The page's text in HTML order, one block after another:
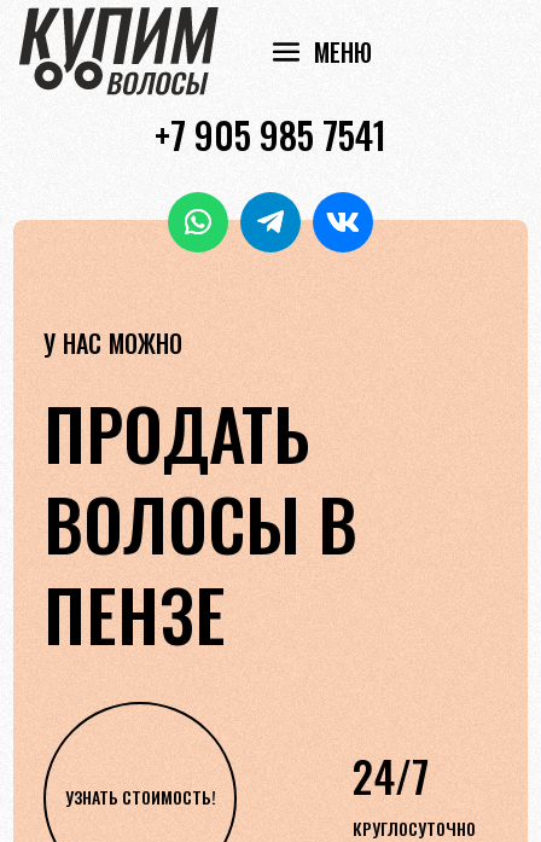
+7 905 985 7541
У НАС МОЖНО
ПРОДАТЬ
ВОЛОСЫ В
ПЕНЗЕ
УЗНАТЬ СТОИМОСТЬ! 24/7
КРУГЛОСУТОЧНО